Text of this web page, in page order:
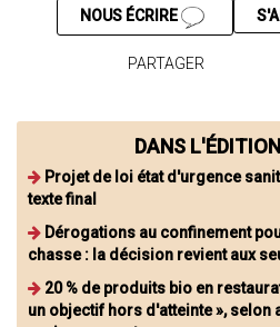
NOUS ÉCRIRE
PARTAGER
DANS
Projet de loi état d'urgence
texte final
Dérogations au confinement
chasse : la décision revient aux
20 % de produits bio en
un objectif hors d'atteinte »,